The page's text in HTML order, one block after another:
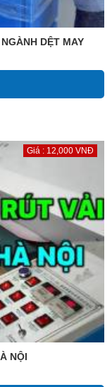
DỆT MAY
Giá : 12,000 VNĐ
NỘI